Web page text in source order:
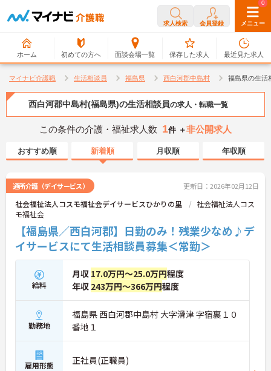
求人検索 会員登録 メニュー
ホーム 初めての方へ 面談会場一覧
0
保存した求人
0
最近見た求人
マイナビ介護職 生活相談員 福島県 西白河郡中島村 福島県の生活
西白河郡中島村(福島県)の生活相談員の求人・転職一覧
この条件の介護・福祉求人数 1件 ＋非公開求人
おすすめ順 新着順 月収順 年収順
通所介護（デイサービス） 更新日：2026年02月12日
社会福祉法人コスモ福祉会デイサービスひかりの里
社会福祉法人コス
モ福祉会
【福島県／西白河郡】日勤のみ！残業少なめ♪デ
イサービスにて生活相談員募集＜常勤＞
給料
月収 17.0万円～25.0万円程度
年収 243万円～366万円程度
勤務地
福島県 西白河郡中島村 大字滑津 字宿裏１０
番地１
雇用形態 正社員(正職員)